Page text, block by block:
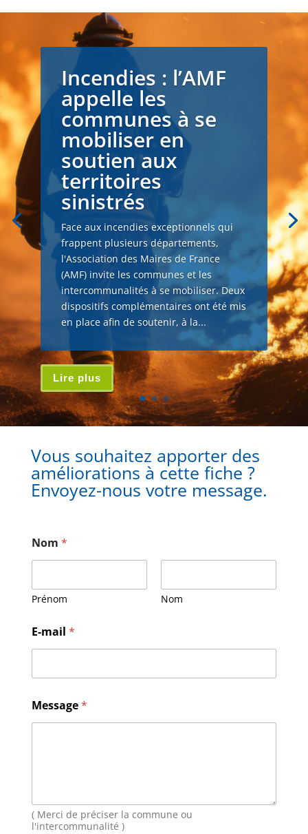
Incendies : l’AMF
appelle les
communes à se
mobiliser en
soutien aux
territoires
sinistrés
Face aux incendies exceptionnels qui
frappent plusieurs départements,
l'Association des Maires de France
(AMF) invite les communes et les
intercommunalités à se mobiliser. Deux
dispositifs complémentaires ont été mis
en place afin de soutenir, à la...
Lire plus
Vous souhaitez apporter des
améliorations à cette fiche ?
Envoyez-nous votre message.
Nom *
Prénom Nom
E-mail *
-
m
Message*
( Merci de préciser la commune ou
l'intercommunalité )